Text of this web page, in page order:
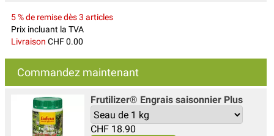
5 % de remise dès 3 articles
Prix incluant la TVA
Livraison CHF 0.00
Commandez maintenant
Frutilizer® Engrais saisonnier Plus
CHF 18.90